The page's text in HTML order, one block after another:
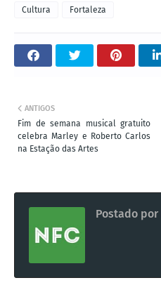
Cultura Fortaleza
ANTIGOS
Fim de semana musical gratuito
celebra Marley e Roberto Carlos
na Estação das Artes
Postado por